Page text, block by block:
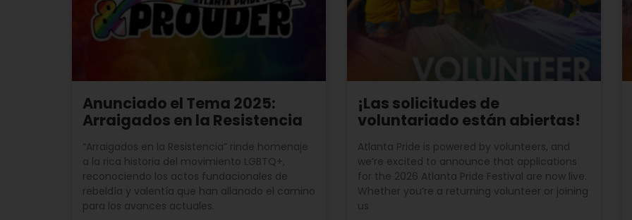
Anunciado el Tema 2025:
Arraigados en la Resistencia
“Arraigados en la Resistencia” rinde homenaje
a la rica historia del movimiento LGBTQ+,
reconociendo los actos fundacionales de
rebeldía y valentía que han allanado el camino
para los avances actuales.
¡Las solicitudes de
voluntariado están abiertas!
Atlanta Pride is powered by volunteers, and
we’re excited to announce that applications
for the 2026 Atlanta Pride Festival are now live.
Whether you’re a returning volunteer or joining
us